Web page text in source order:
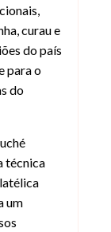
curau e
do país
para o
do
técnica
um